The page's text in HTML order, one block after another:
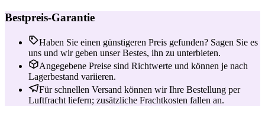
Bestpreis-Garantie
Haben Sie einen günstigeren Preis gefunden? Sagen Sie es
uns und wir geben unser Bestes, ihn zu unterbieten.
Angegebene Preise sind Richtwerte und können je nach
Lagerbestand variieren.
Für schnellen Versand können wir Ihre Bestellung per
Luftfracht liefern; zusätzliche Frachtkosten fallen an.